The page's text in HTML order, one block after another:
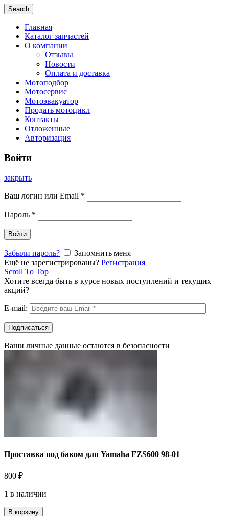
Search
Главная
Каталог запчастей
О компании
Отзывы
Новости
Оплата и доставка
Мотоподбор
Мотосервис
Мотоэвакуатор
Продать мотоцикл
Контакты
Отложенные
Авторизация
Войти
закрыть
Ваш логин или Email *
Пароль *
Войти
Забыли пароль?
Запомнить меня
Ещё не зарегистрированы? Регистрация
Scroll To Top
Хотите всегда быть в курсе новых поступлений и текущих
акций?
E-mail:
Ваши личные данные остаются в безопасности
Проставка под баком для Yamaha FZS600 98-01
800 ₽
1 в наличии
В корзину